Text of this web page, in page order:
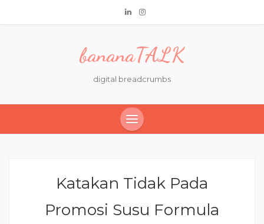
bananaTALK
digital breadcrumbs
Katakan Tidak Pada
Promosi Susu Formula